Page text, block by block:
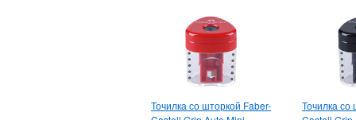
Точилка со шторкой Faber-
Точилка со